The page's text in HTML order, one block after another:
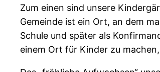
Zum einen sind unsere
Gemeinde ist ein Ort, an dem
Schule und später als
einem Ort für Kinder zu